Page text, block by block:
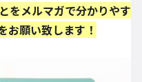
をメルマガで分かりやす
お願い致します！